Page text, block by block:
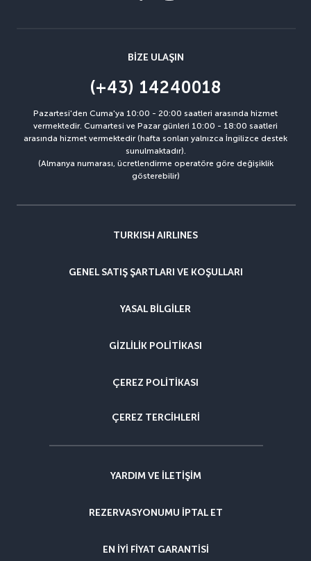
BIZE ULAŞIN
(+43) 14240018
Pazartesi'den Cuma'ya 10:00 - 20:00 saatleri arasında hizmet
vermektedir. Cumartesi ve Pazar günleri 10:00 - 18:00 saatleri
arasında hizmet vermektedir (hafta sonları yalnızca İngilizce destek
sunulmaktadır).
(Almanya numarası, ücretlendirme operatöre göre değişiklik
gösterebilir)
TURKISH AIRLINES
GENEL SATIŞ ŞARTLARI VE KOŞULLARI
YASAL BILGILER
GIZLILIK POLITIKASI
ÇEREZ POLITIKASI
ÇEREZ TERCIHLERI
YARDIM VE ILETIŞIM
REZERVASYONUMU IPTAL ET
EN IYI FIYAT GARANTISI